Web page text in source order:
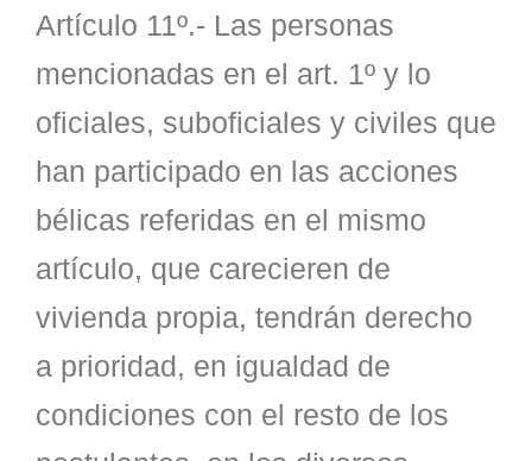
Artículo 11º.- Las personas
mencionadas en el art. 1º y lo
oficiales, suboficiales y civiles que
han participado en las acciones
bélicas referidas en el mismo
artículo, que carecieren de
vivienda propia, tendrán derecho
a prioridad, en igualdad de
condiciones con el resto de los